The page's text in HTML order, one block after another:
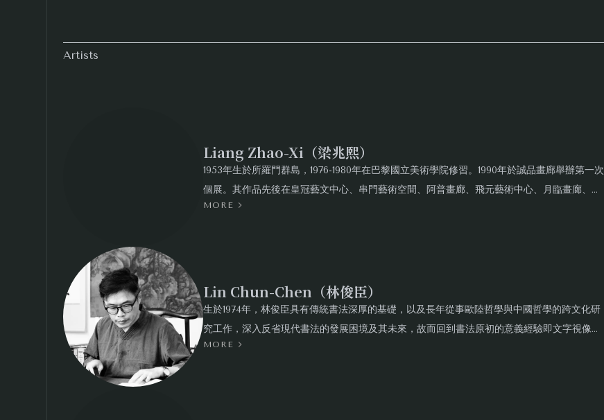
Artists
Liang Zhao-Xi（梁兆熙）
1953年生於所羅門群島，1976-1980年在巴黎國立美術學院修習。1990年於誠品畫廊舉辦第一次
個展。其作品先後在皇冠藝文中心、串門藝術空間、阿普畫廊、飛元藝術中心、月臨畫廊、赤
粒藝術等藝廊舉辦個展，並多次於國內外重要美術機構聯展。從炭筆的輕、重、緩、急、勾、
MORE
Lin Chun-Chen（林俊臣）
生於1974年，林俊臣具有傳統書法深厚的基礎，以及長年從事歐陸哲學與中國哲學的跨文化研
究工作，深入反省現代書法的發展困境及其未來，故而回到書法原初的意義經驗即文字視像性
與文字意義的弔詭關係，重談視覺化時代的書法應該找回身體，回到觸及生活世界的任一處
MORE